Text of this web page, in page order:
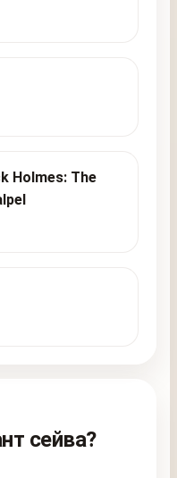
Holmes: The
сейва?